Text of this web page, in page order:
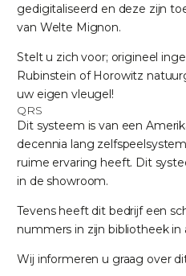
gedigitaliseerd en deze zijn
van Welte Mignon.
Stelt u zich voor; origineel
Rubinstein of Horowitz
uw eigen vleugel!
QRS
Dit systeem is van een
decennia lang
ruime ervaring heeft. Dit
in de showroom.
Tevens heeft dit bedrijf een
nummers in zijn bibliotheek in
Wij informeren u graag over